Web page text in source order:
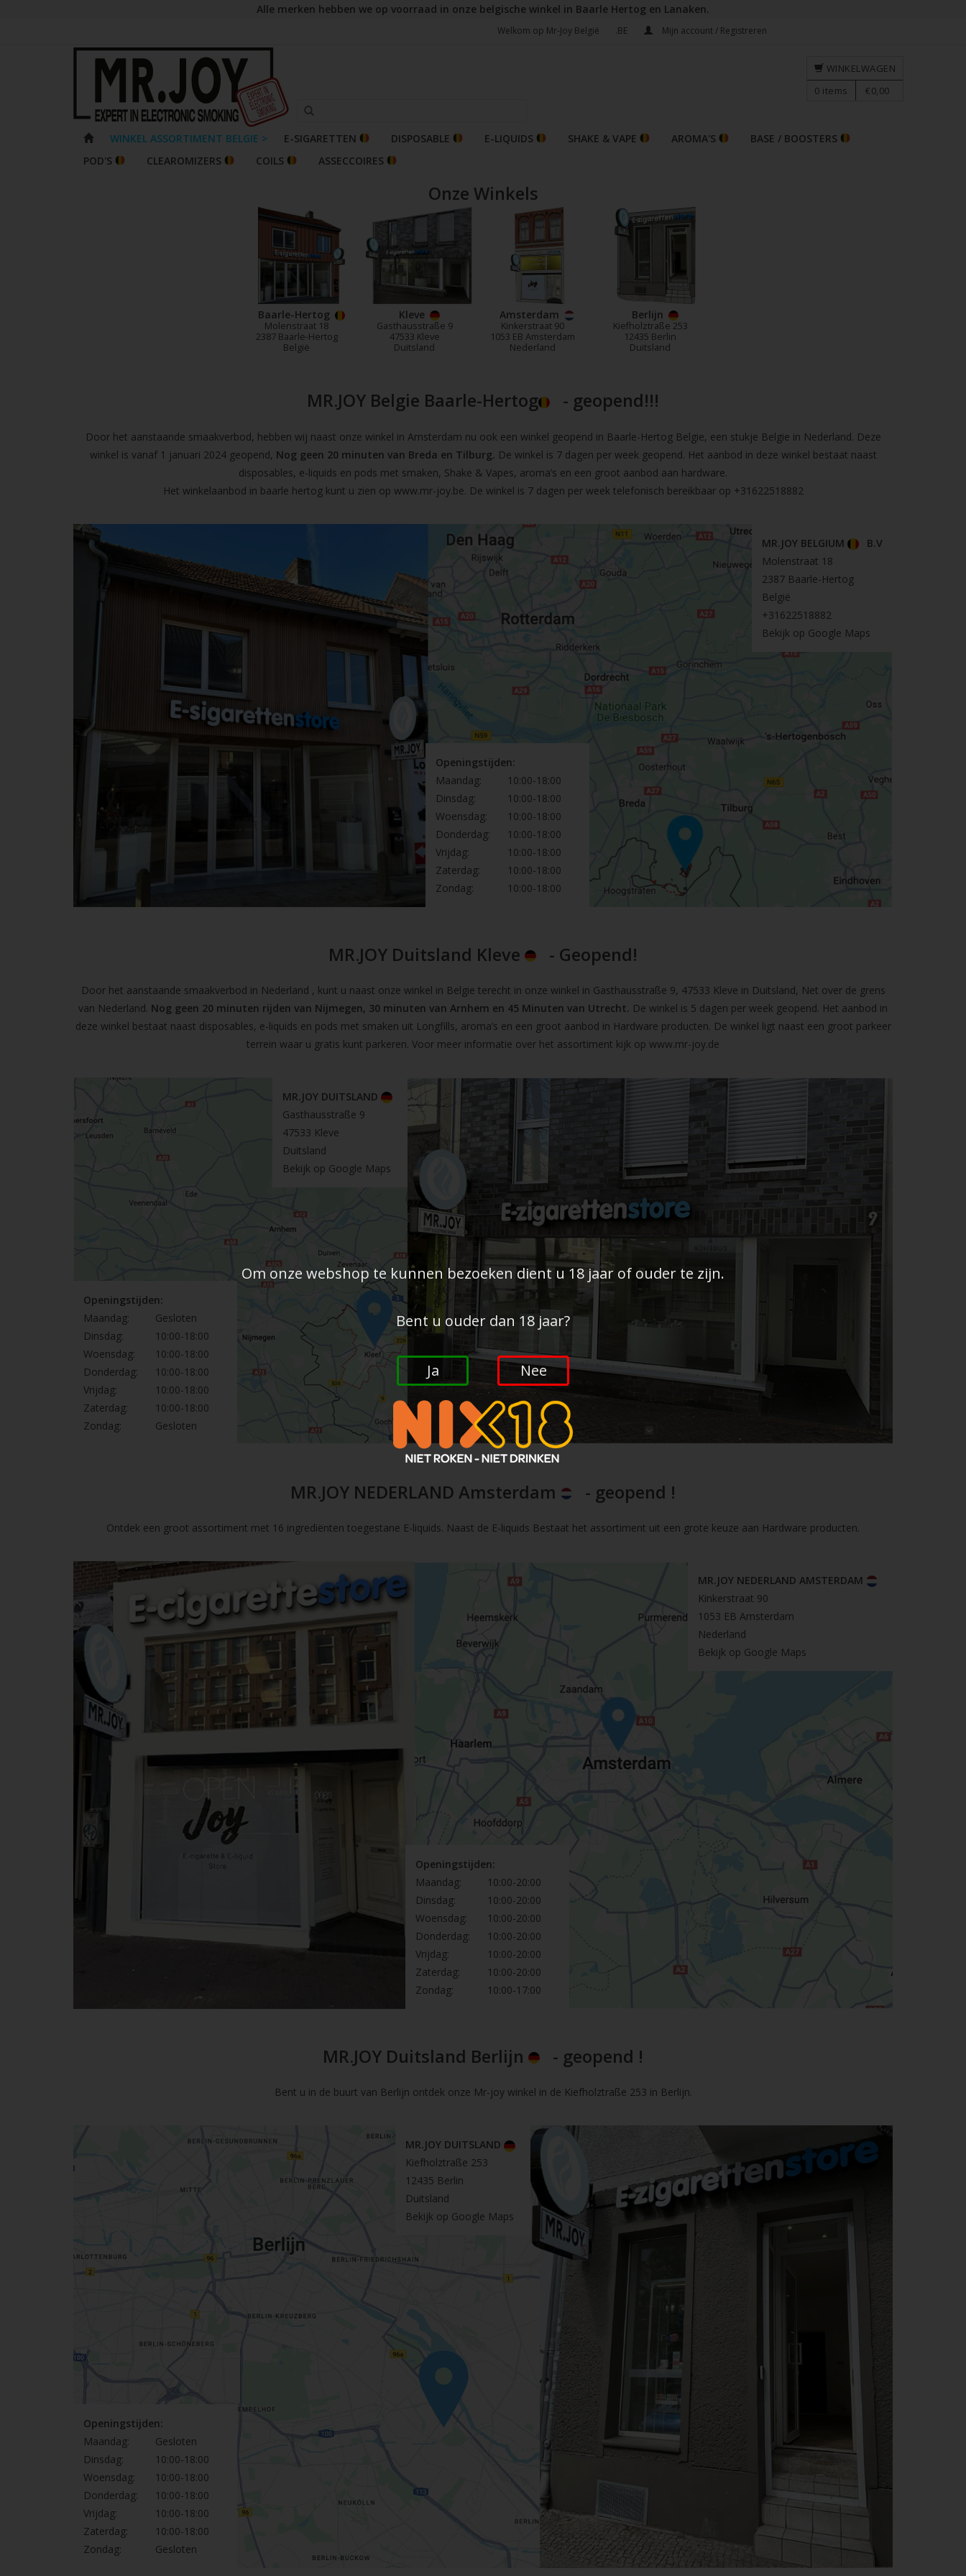
Alle merken hebben we op voorraad in onze belgische winkel in Baarle Hertog en Lanaken.
Welkom op Mr-Joy België .BE Mijn account / Registreren
WINKEL ASSORTIMENT BELGIE > E-SIGARETTEN DISPOSABLE E-LIQUIDS SHAKE & VAPE AROMA'S
BASE / BOOSTERS
POD'S
CLEAROMIZERS COILS ASSECCOIRES
WINKELWAGEN
0 items €0,00
Onze Winkels
Baarle-Hertog
Molenstraat 18
2387 Baarle-Hertog
België
Kleve
Gasthausstraße 9
47533 Kleve
Duitsland
Amsterdam
Kinkerstraat 90
1053 EB Amsterdam
Nederland
Berlijn
Kiefholztraße 253
12435 Berlin
Duitsland
MR.JOY Belgie Baarle-Hertog - geopend!!!
Door het aanstaande smaakverbod, hebben wij naast onze winkel in Amsterdam nu ook een winkel geopend in Baarle-Hertog Belgie, een stukje Belgie in Nederland. Deze
winkel is vanaf 1 januari 2024 geopend, Nog geen 20 minuten van Breda en Tilburg. De winkel is 7 dagen per week geopend. Het aanbod in deze winkel bestaat naast
disposables, e-liquids en pods met smaken, Shake & Vapes, aroma’s en een groot aanbod aan hardware.
Het winkelaanbod in baarle hertog kunt u zien op www.mr-joy.be. De winkel is 7 dagen per week telefonisch bereikbaar op +31622518882
MR.JOY BELGIUM
B.V
Molenstraat 18
2387 Baarle-Hertog
België
+31622518882
Bekijk op Google Maps
Openingstijden:
Maandag:
10:00-18:00
Dinsdag:
10:00-18:00
Woensdag:
10:00-18:00
Donderdag:
10:00-18:00
Vrijdag:
10:00-18:00
Zaterdag:
10:00-18:00
Zondag:
10:00-18:00
MR.JOY Duitsland Kleve - Geopend!
Door het aanstaande smaakverbod in Nederland , kunt u naast onze winkel in Belgie terecht in onze winkel in Gasthausstraße 9, 47533 Kleve in Duitsland, Net over de grens
van Nederland. Nog geen 20 minuten rijden van Nijmegen, 30 minuten van Arnhem en 45 Minuten van Utrecht. De winkel is 5 dagen per week geopend. Het aanbod in
deze winkel bestaat naast disposables, e-liquids en pods met smaken uit Longfills, aroma’s en een groot aanbod in Hardware producten. De winkel ligt naast een groot parkeer
terrein waar u gratis kunt parkeren. Voor meer informatie over het assortiment kijk op www.mr-joy.de
MR.JOY DUITSLAND
Gasthausstraße 9
47533 Kleve
Duitsland
Bekijk op Google Maps
Openingstijden:
Maandag:
Gesloten
Dinsdag:
10:00-18:00
Woensdag:
10:00-18:00
Donderdag:
10:00-18:00
Vrijdag:
10:00-18:00
Zaterdag:
10:00-18:00
Zondag:
Gesloten
MR.JOY NEDERLAND Amsterdam - geopend !
Ontdek een groot assortiment met 16 ingrediënten toegestane E-liquids. Naast de E-liquids Bestaat het assortiment uit een grote keuze aan Hardware producten.
MR.JOY NEDERLAND AMSTERDAM
Kinkerstraat 90
1053 EB Amsterdam
Nederland
Bekijk op Google Maps
Openingstijden:
Maandag:
10:00-20:00
Dinsdag:
10:00-20:00
Woensdag:
10:00-20:00
Donderdag:
10:00-20:00
Vrijdag:
10:00-20:00
Zaterdag:
10:00-20:00
Zondag:
10:00-17:00
MR.JOY Duitsland Berlijn - geopend !
Bent u in de buurt van Berlijn ontdek onze Mr-joy winkel in de Kiefholztraße 253 in Berlijn.
MR.JOY DUITSLAND
Kiefholztraße 253
12435 Berlin
Duitsland
Bekijk op Google Maps
Openingstijden:
Maandag:
Gesloten
Dinsdag:
10:00-18:00
Woensdag:
10:00-18:00
Donderdag:
10:00-18:00
Vrijdag:
10:00-18:00
Zaterdag:
10:00-18:00
Zondag:
Gesloten
Om onze webshop te kunnen bezoeken dient u 18 jaar of ouder te zijn.
Bent u ouder dan 18 jaar?
Ja Nee